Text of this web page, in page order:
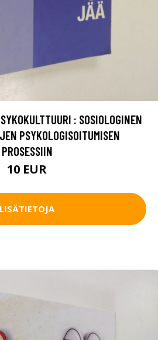
: SOSIOLOGINEN
PSYKOLOGISOITUMISEN
PROSESSIIN
10 EUR
LISÄTIETOJA